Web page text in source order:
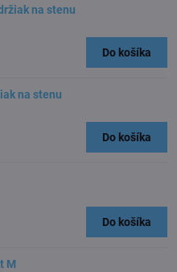
na stenu
Do košíka
na stenu
Do košíka
Do košíka
M